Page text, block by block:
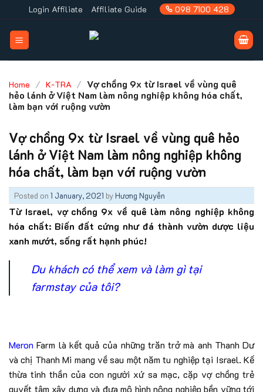
to
content
Login Affiliate Affiliate Guide 098 7100 428
Home / K-TRA / Vợ chồng 9x từ Israel về vùng quê
hẻo lánh ở Việt Nam làm nông nghiệp không hóa chất,
làm bạn với ruộng vườn
Vợ chồng 9x từ Israel về vùng quê hẻo
lánh ở Việt Nam làm nông nghiệp không
hóa chất, làm bạn với ruộng vườn
Posted on 1 January, 2021 byHương Nguyễn
Từ Israel, vợ chồng 9x về quê làm nông nghiệp không
hóa chất: Biến đất cứng như đá thành vườn dược liệu
xanh mướt, sống rất hạnh phúc!
Du khách có thể xem và làm gì tại
farmstay của tôi?
Meron Farm là kết quả của những trăn trở mà anh Thanh Dư
và chị Thanh Mi mang về sau một năm tu nghiệp tại Israel. Kế
thừa tinh thần của con người xứ sa mạc, cặp vợ chồng trẻ
quyết tâm xây dựng và đưa mô hình nông nghiệp bền vững tới